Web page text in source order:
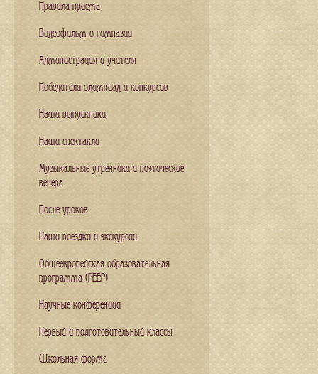
Правила приема
Видеофильм о гимназии
Администрация и учителя
Победители олимпиад и конкурсов
Наши выпускники
Наши спектакли
Музыкальные утренники и поэтические
вечера
После уроков
Наши поездки и экскурсии
Общеевропейская образовательная
программа (PEEP)
Научные конференции
Первый и подготовительный классы
Школьная форма